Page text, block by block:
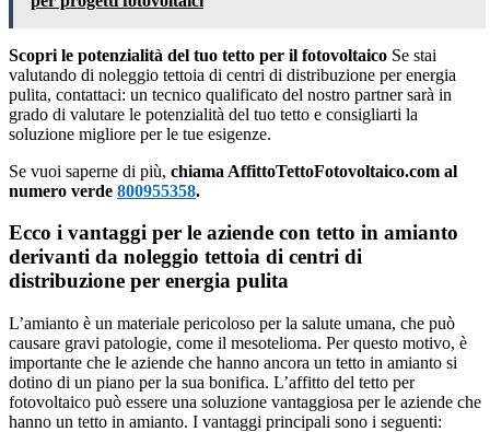
Scopri le potenzialità del tuo tetto per il fotovoltaico Se stai
valutando di noleggio tettoia di centri di distribuzione per energia
pulita, contattaci: un tecnico qualificato del nostro partner sarà in
grado di valutare le potenzialità del tuo tetto e consigliarti la
soluzione migliore per le tue esigenze.
Se vuoi saperne di più, chiama AffittoTettoFotovoltaico.com al
numero verde 800955358.
Ecco i vantaggi per le aziende con tetto in amianto
derivanti da noleggio tettoia di centri di
distribuzione per energia pulita
L’amianto è un materiale pericoloso per la salute umana, che può
causare gravi patologie, come il mesotelioma. Per questo motivo, è
importante che le aziende che hanno ancora un tetto in amianto si
dotino di un piano per la sua bonifica. L’affitto del tetto per
fotovoltaico può essere una soluzione vantaggiosa per le aziende che
hanno un tetto in amianto. I vantaggi principali sono i seguenti: